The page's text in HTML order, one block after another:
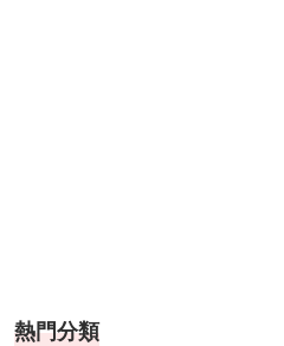
熱門分類